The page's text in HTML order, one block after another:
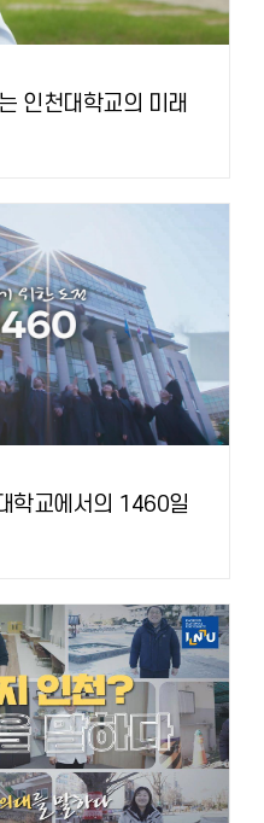
인천대학교의 미래
학교에서의 1460일